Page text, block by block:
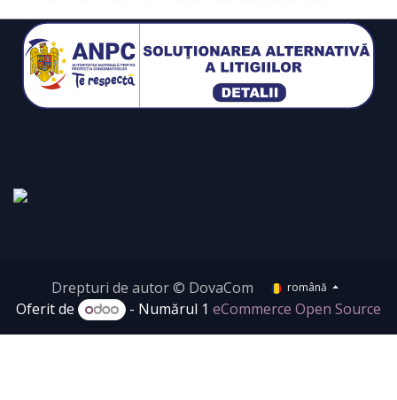
Drepturi de autor © DovaCom română
Oferit de - Numărul 1eCommerce Open Source